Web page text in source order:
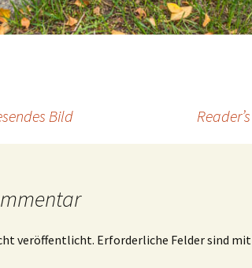
Bild
veröffentlicht. Erforderliche Felder sind mit